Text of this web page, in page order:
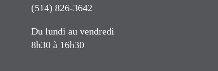
(514) 826-3642
Du lundi au vendredi
8h30 à 16h30